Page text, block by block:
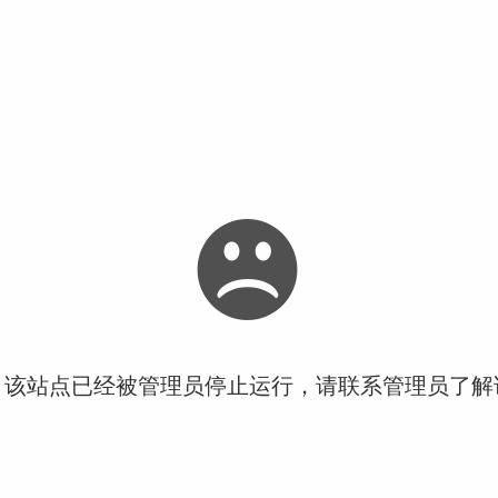
站点已经被管理员停止运行，请联系管理员了